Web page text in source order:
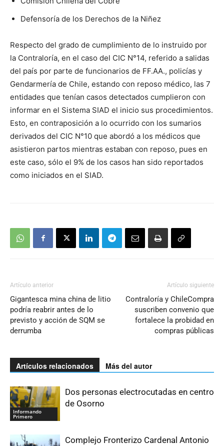
Defensoría de los Derechos de la Niñez
Respecto del grado de cumplimiento de lo instruido por
la Contraloría, en el caso del CIC N°14, referido a salidas
del país por parte de funcionarios de FF.AA., policías y
Gendarmería de Chile, estando con reposo médico, las 7
entidades que tenían casos detectados cumplieron con
informar en el Sistema SIAD el inicio sus procedimientos.
Esto, en contraposición a lo ocurrido con los sumarios
derivados del CIC N°10 que abordó a los médicos que
asistieron partos mientras estaban con reposo, pues en
este caso, sólo el 9% de los casos han sido reportados
como iniciados en el SIAD.
Artículo anterior
Gigantesca mina china de litio
podría reabrir antes de lo
previsto y acción de SQM se
derrumba
Artículo siguiente
Contraloría y ChileCompra
suscriben convenio que
fortalece la probidad en
compras públicas
Artículos relacionados Más del autor
Informando
Primero
Dos personas electrocutadas en centro
de Osorno
Complejo Fronterizo Cardenal Antonio